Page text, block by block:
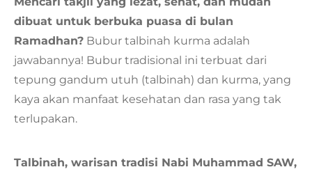
dibuat untuk berbuka puasa di bulan
Ramadhan? Bubur talbinah kurma adalah
jawabannya! Bubur tradisional ini terbuat dari
tepung gandum utuh (talbinah) dan kurma, yang
kaya akan manfaat kesehatan dan rasa yang tak
terlupakan.
Talbinah, warisan tradisi Nabi Muhammad SAW,